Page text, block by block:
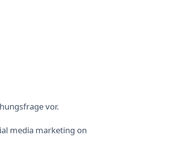
vor.
media marketing on